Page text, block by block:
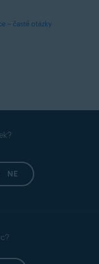
– časté otázky
NE